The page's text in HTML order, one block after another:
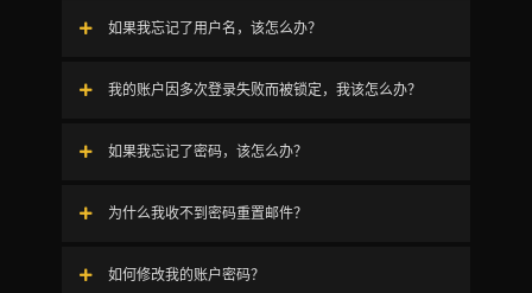
如果我忘记了用户名，该怎么办？
我的账户因多次登录失败而被锁定，我该怎么办？
如果我忘记了密码，该怎么办？
为什么我收不到密码重置邮件？
如何修改我的账户密码？